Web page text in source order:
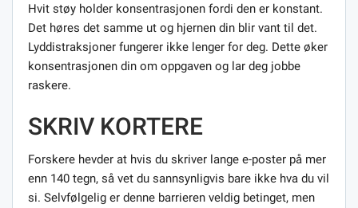
Hvit støy holder konsentrasjonen fordi den er konstant.
Det høres det samme ut og hjernen din blir vant til det.
Lyddistraksjoner fungerer ikke lenger for deg. Dette øker
konsentrasjonen din om oppgaven og lar deg jobbe
raskere.
SKRIV KORTERE
Forskere hevder at hvis du skriver lange e-poster på mer
enn 140 tegn, så vet du sannsynligvis bare ikke hva du vil
si. Selvfølgelig er denne barrieren veldig betinget, men